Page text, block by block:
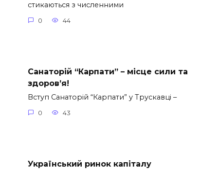
стикаються з численними
0 44
Санаторій “Карпати” – місце сили та
здоров’я!
Вступ Санаторій “Карпати” у Трускавці –
0 43
Український ринок капіталу